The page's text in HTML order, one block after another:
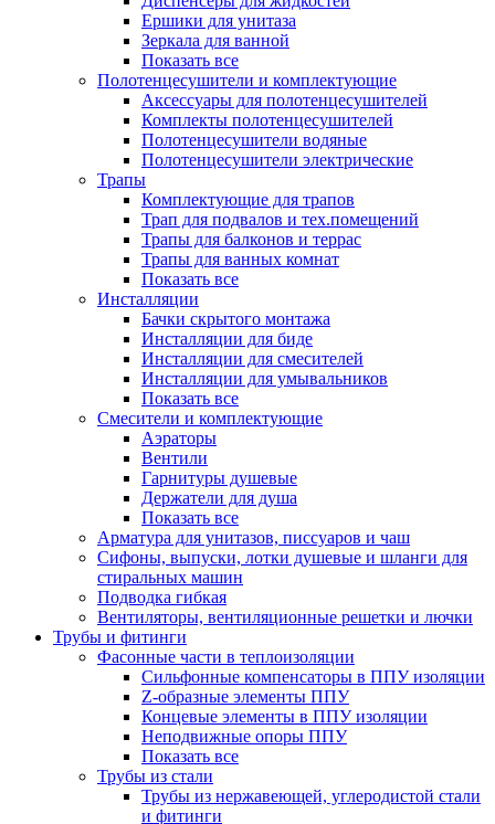
Ершики для унитаза
Зеркала для ванной
Показать все
Полотенцесушители и комплектующие
Аксессуары для полотенцесушителей
Комплекты полотенцесушителей
Полотенцесушители водяные
Полотенцесушители электрические
Трапы
Комплектующие для трапов
Трап для подвалов и тех.помещений
Трапы для балконов и террас
Трапы для ванных комнат
Показать все
Инсталляции
Бачки скрытого монтажа
Инсталляции для биде
Инсталляции для смесителей
Инсталляции для умывальников
Показать все
Смесители и комплектующие
Аэраторы
Вентили
Гарнитуры душевые
Держатели для душа
Показать все
Арматура для унитазов, писсуаров и чаш
Сифоны, выпуски, лотки душевые и шланги для
стиральных машин
Подводка гибкая
Вентиляторы, вентиляционные решетки и лючки
Трубы и фитинги
Фасонные части в теплоизоляции
Cильфонные компенсаторы в ППУ изоляции
Z-образные элементы ППУ
Концевые элементы в ППУ изоляции
Неподвижные опоры ППУ
Показать все
Трубы из стали
Трубы из нержавеющей, углеродистой стали
и фитинги